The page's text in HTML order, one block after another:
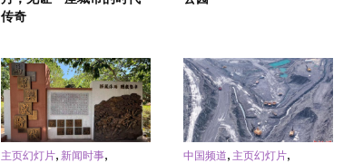
传奇
主页幻灯片 新闻时事 中国频道 主页幻灯片